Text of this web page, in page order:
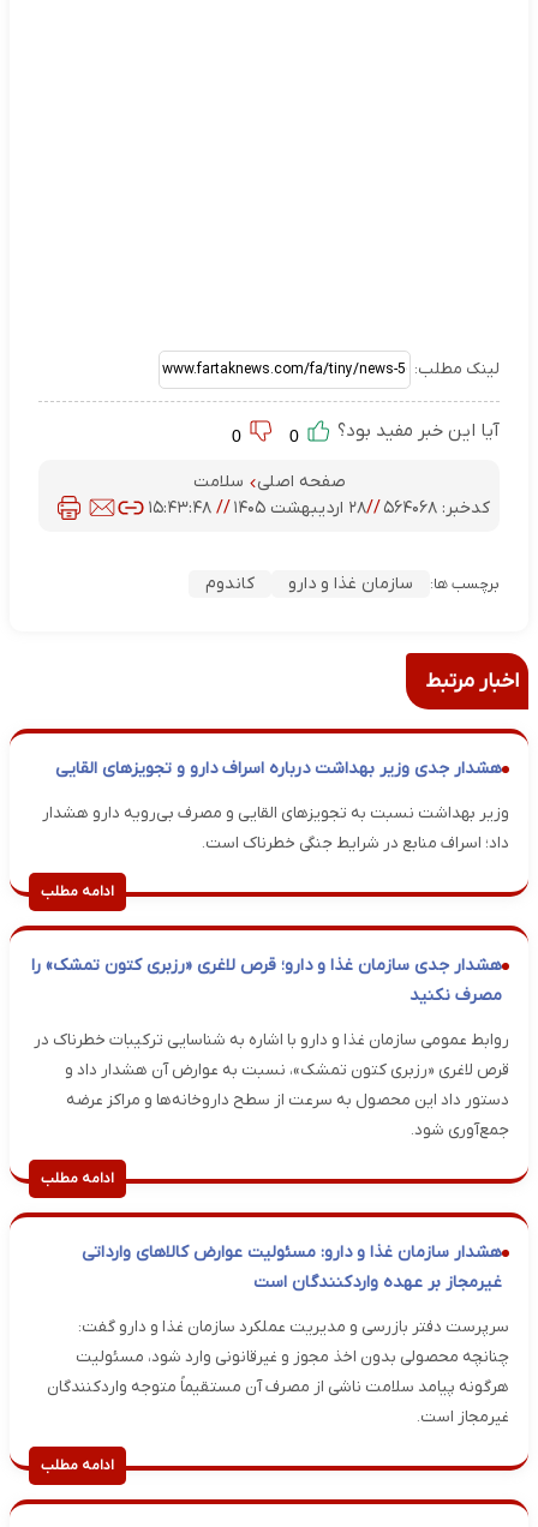
لینک مطلب:
آیا این خبر مفید بود؟
صفحه اصلی
سلامت
کدخبر:۵۶۴۰۶۸ //۲۸ اردیبهشت ۱۴۰۵ //۱۵:۴۳:۴۸
برچسب ها: سازمان غذا و دارو کاندوم
اخبار مرتبط
هشدار جدی وزیر بهداشت درباره اسراف دارو و تجویزهای القایی
وزیر بهداشت نسبت به تجویزهای القایی و مصرف بی‌رویه دارو هشدار
داد؛ اسراف منابع در شرایط جنگی خطرناک است.
ادامه مطلب
هشدار جدی سازمان غذا و دارو؛ قرص لاغری «رزبری کتون تمشک» را
مصرف نکنید
روابط عمومی سازمان غذا و دارو با اشاره به شناسایی ترکیبات خطرناک در
قرص لاغری «رزبری کتون تمشک»، نسبت به عوارض آن هشدار داد و
دستور داد این محصول به سرعت از سطح داروخانه‌ها و مراکز عرضه
جمع‌آوری شود.
ادامه مطلب
هشدار سازمان غذا و دارو: مسئولیت عوارض کالاهای وارداتی
غیرمجاز بر عهده واردکنندگان است
سرپرست دفتر بازرسی و مدیریت عملکرد سازمان غذا و دارو گفت:
چنانچه محصولی بدون اخذ مجوز و غیرقانونی وارد شود، مسئولیت
هرگونه پیامد سلامت ناشی از مصرف آن مستقیماً متوجه واردکنندگان
غیرمجاز است.
ادامه مطلب